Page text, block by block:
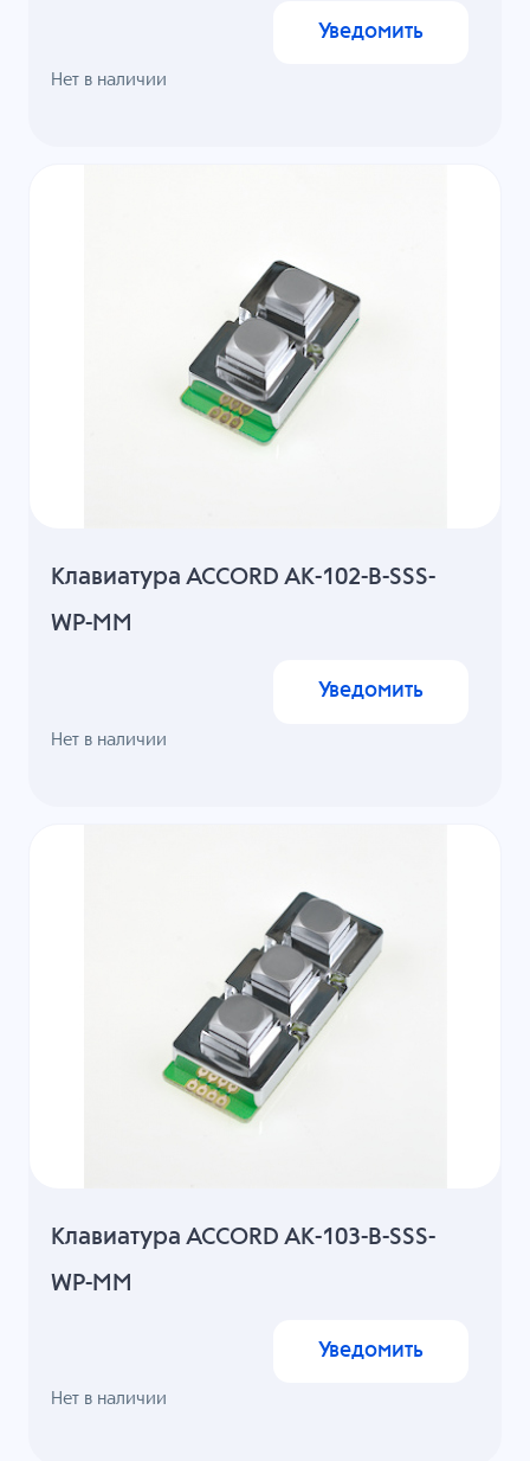
Нет в наличии
Уведомить
Клавиатура ACCORD AK-102-B-SSS-
WP-MM
Нет в наличии
Уведомить
Клавиатура ACCORD AK-103-B-SSS-
WP-MM
Нет в наличии
Уведомить